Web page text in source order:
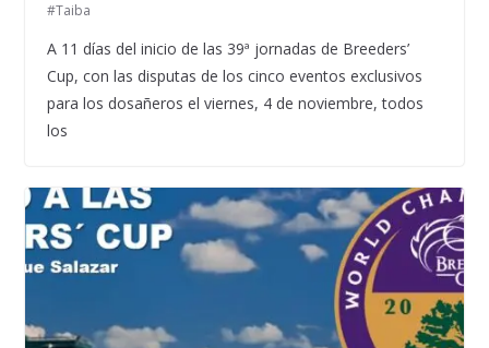
#Taiba
A 11 días del inicio de las 39ª jornadas de Breeders’
Cup, con las disputas de los cinco eventos exclusivos
para los dosañeros el viernes, 4 de noviembre, todos
los